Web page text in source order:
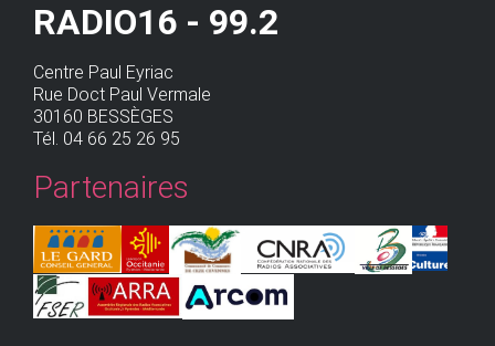
RADIO16 - 99.2
Centre Paul Eyriac
Rue Doct Paul Vermale
30160 BESSÈGES
Tél. 04 66 25 26 95
Partenaires